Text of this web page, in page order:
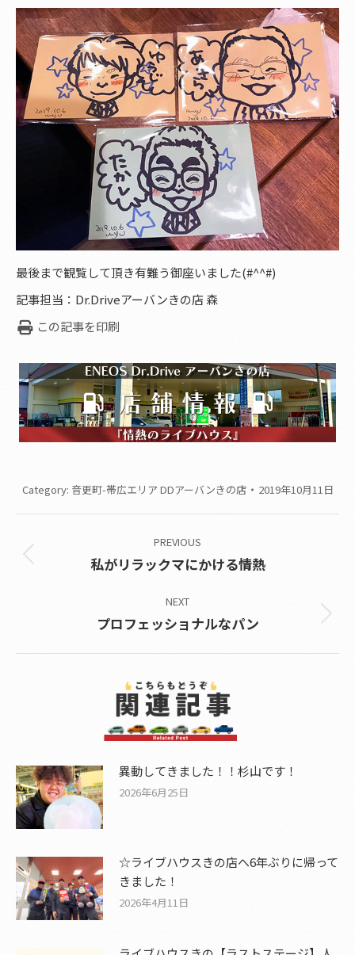
最後まで観覧して頂き有難う御座いました(#^^#)
記事担当：Dr.Driveアーバンきの店 森
この記事を印刷
Category: 音更町-帯広エリア DDアーバンきの店 2019年10月11日
navigation
PREVIOUS
Previous
私がリラックマにかける情熱
NEXT
Next
プロフェッショナルなパン
異動してきました！！杉山です！
2026年6月25日
☆ライブハウスきの店へ6年ぶりに帰って
きました！
2026年4月11日